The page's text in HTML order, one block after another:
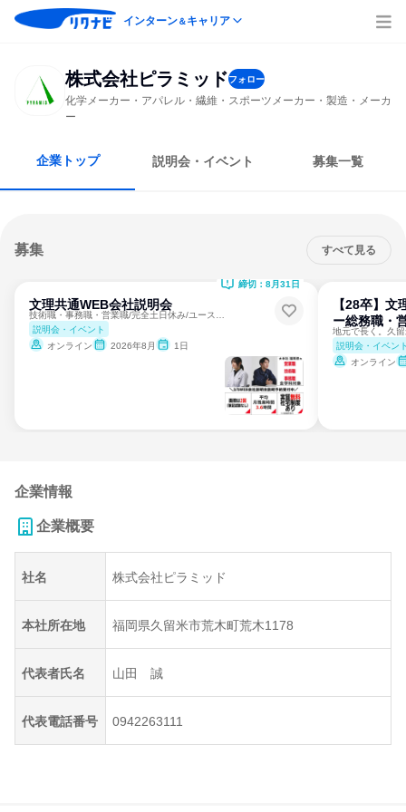
インターン＆キャリア
株式会社ピラミッドフォロー
化学メーカー・アパレル・繊維・スポーツメーカー・製造・メーカ
ー
企業トップ 説明会・イベント 募集一覧
募集 すべて見る
文理共通WEB会社説明会
説明会・イベント
オンライン
2026年8月 1日
締切：8月31日
【28卒】
ー総務職・
説明会・イベン
オンライン
企業情報
企業概要
社名 株式会社ピラミッド
本社所在地 福岡県久留米市荒木町荒木1178
代表者氏名 山田 誠
代表電話番号 0942263111